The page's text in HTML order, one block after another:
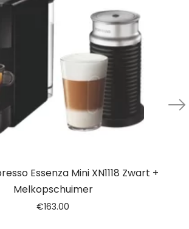
Essenza Mini XN1118 Zwart +
Melkopschuimer
€163.00